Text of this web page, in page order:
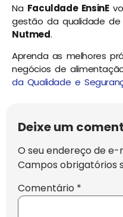
Na Faculdade EnsinE
gestão da qualidade
Nutmed.
Aprenda as melhores
negócios de
da Qualidade e
Deixe um
O seu endereço de
Campos obrigatórios
Comentário *